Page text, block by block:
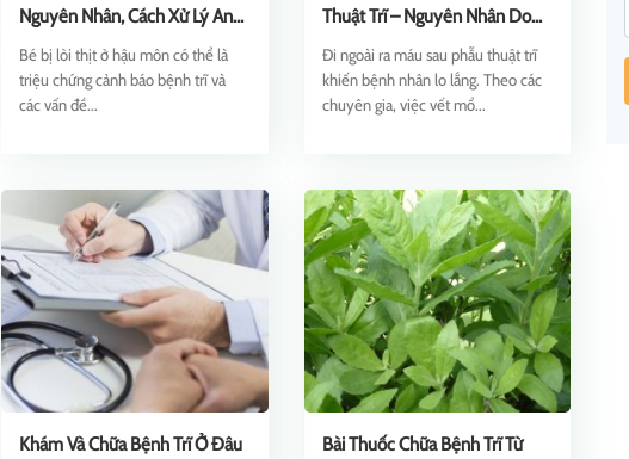
Nguyên Nhân, Cách Xử Lý An
Toàn
Bé bị lòi thịt ở hậu môn có thể là
triệu chứng cảnh báo bệnh trĩ và
các vấn đề...
Thuật Trĩ – Nguyên Nhân Do
Đâu?
Đi ngoài ra máu sau phẫu thuật trĩ
khiến bệnh nhân lo lắng. Theo các
chuyên gia, việc vết mổ...
Khám Và Chữa Bệnh Trĩ Ở Đâu
Bài Thuốc Chữa Bệnh Trĩ Từ